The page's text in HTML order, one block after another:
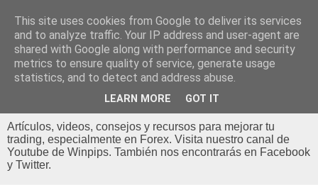
Artículos, videos, consejos y recursos para mejorar tu
trading, especialmente en Forex. Visita nuestro canal de
Youtube de Winpips. También nos encontrarás en Facebook
y Twitter.
This site uses cookies from Google to deliver its services
and to analyze traffic. Your IP address and user-agent are
shared with Google along with performance and security
metrics to ensure quality of service, generate usage
statistics, and to detect and address abuse.
LEARN MORE GOT IT